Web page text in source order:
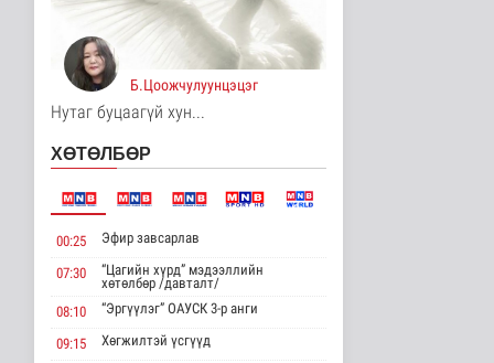
Үерийн аюулаас
сэрэмжтэй байхыг
анхааруулж байна
Байгаль орчин
9 цаг 27 минутын өмнө
Нийгэм
Үндэсний спортын
зуны VIII наадам
амжилттай зохи..
10 цаг 2 минутын өмнө
Б.Цоожчулуунцэцэг
Нутаг буцаагүй хун...
ХӨТӨЛБӨР
00:25 Эфир завсарлав
07:30
“Цагийн хүрд” мэдээллийн
хөтөлбөр /давталт/
08:10
“Эргүүлэг” ОАУСК 3-р анги
09:15 Хөгжилтэй үсгүүд